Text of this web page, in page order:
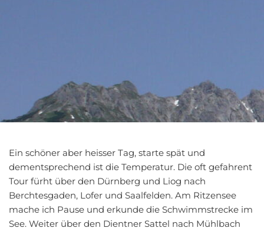
Ein schöner aber heisser Tag, starte spät und
dementsprechend ist die Temperatur. Die oft gefahrent
Tour fürht über den Dürnberg und Liog nach
Berchtesgaden, Lofer und Saalfelden. Am Ritzensee
mache ich Pause und erkunde die Schwimmstrecke im
See. Weiter über den Dientner Sattel nach Mühlbach